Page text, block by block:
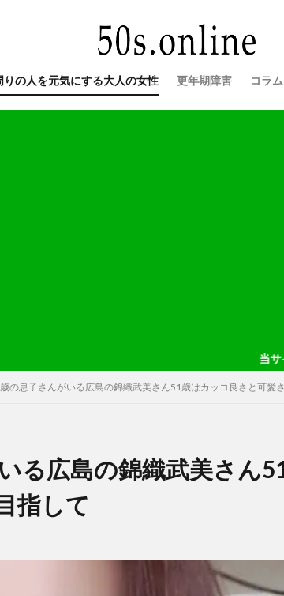
りの人を元気にする大人の女性 更年期障害 コラム
当サイトの記事は
の息子さんがいる広島の錦織武美さん51歳はカッコ良さと可愛
る広島の錦織武美さん
指して